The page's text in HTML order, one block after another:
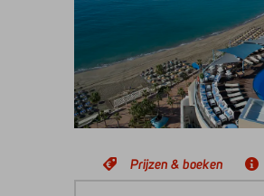
Prijzen & boeken